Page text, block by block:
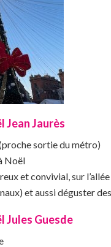
Jean Jaurès
sortie du métro)
Noël
et convivial, sur
et aussi déguster
Jules Guesde